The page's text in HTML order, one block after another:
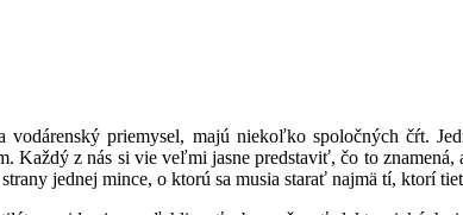
priemysel, majú niekoľko spoločných čŕt.
z nás si vie veľmi jasne predstaviť, čo to
jednej mince, o ktorú sa musia starať najmä tí, ktorí